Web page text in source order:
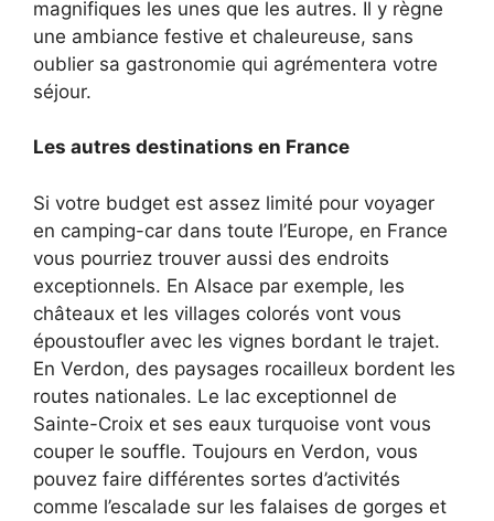
magnifiques les unes que les autres. Il y règne
une ambiance festive et chaleureuse, sans
oublier sa gastronomie qui agrémentera votre
séjour.
Les autres destinations en France
Si votre budget est assez limité pour voyager
en camping-car dans toute l’Europe, en France
vous pourriez trouver aussi des endroits
exceptionnels. En Alsace par exemple, les
châteaux et les villages colorés vont vous
époustoufler avec les vignes bordant le trajet.
En Verdon, des paysages rocailleux bordent les
routes nationales. Le lac exceptionnel de
Sainte-Croix et ses eaux turquoise vont vous
couper le souffle. Toujours en Verdon, vous
pouvez faire différentes sortes d’activités
comme l’escalade sur les falaises de gorges et